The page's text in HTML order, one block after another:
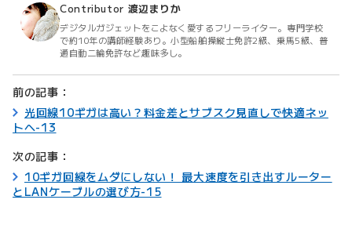
Contributor 渡辺まりか
デジタルガジェットをこよなく愛するフリーライター。専門学校
で約10年の講師経験あり。小型船舶操縦士免許2級、乗馬5級、普
通自動二輪免許など趣味多し。
前の記事：
光回線10ギガは高い？料金差とサブスク見直しで快適ネッ
トへ-13
次の記事：
10ギガ回線をムダにしない！ 最大速度を引き出すルーター
とLANケーブルの選び方-15